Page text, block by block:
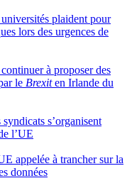
plaident pour
lors des urgences de
à proposer des
le Brexiten Irlande du
s’organisent
l’UE
appelée à trancher sur la
données